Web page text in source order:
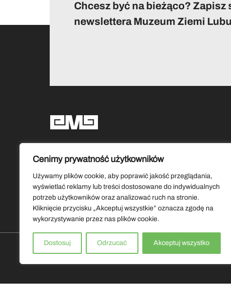
Cenimy prywatność użytkowników
Używamy plików cookie, aby poprawić jakość przeglądania,
wyświetlać reklamy lub treści dostosowane do indywidualnych
potrzeb użytkowników oraz analizować ruch na stronie.
Kliknięcie przycisku „Akceptuj wszystkie” oznacza zgodę na
wykorzystywanie przez nas plików cookie.
Dostosuj Odrzucać Akceptuj wszystko
Chcesz być na bieżąco? Zapisz
newslettera Muzeum Ziemi
Copyrights by Muzeum Ziemi Lubuskiej 2026. Wszystkie prawa